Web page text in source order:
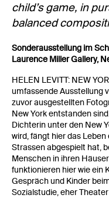
child’s game, in
balanced
Sonderausstellung im
Laurence Miller Gallery,
HELEN LEVITT: NEW
umfassende Ausstellung
zuvor ausgestellten
New York entstanden
Dichterin unter den New
wird, fängt hier das Leben
Strassen abgespielt hat,
Menschen in ihren
funktionieren hier wie ein
Gespräch und Kinder
Sozialstudie, eher